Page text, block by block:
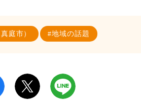
庭市） 地域の話題